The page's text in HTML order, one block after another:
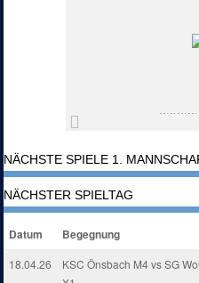
NÄCHSTE SPIELE 1.
NÄCHSTER SPIELTAG
Datum Begegnung
18.04.26
KSC Önsbach M4 vs SG